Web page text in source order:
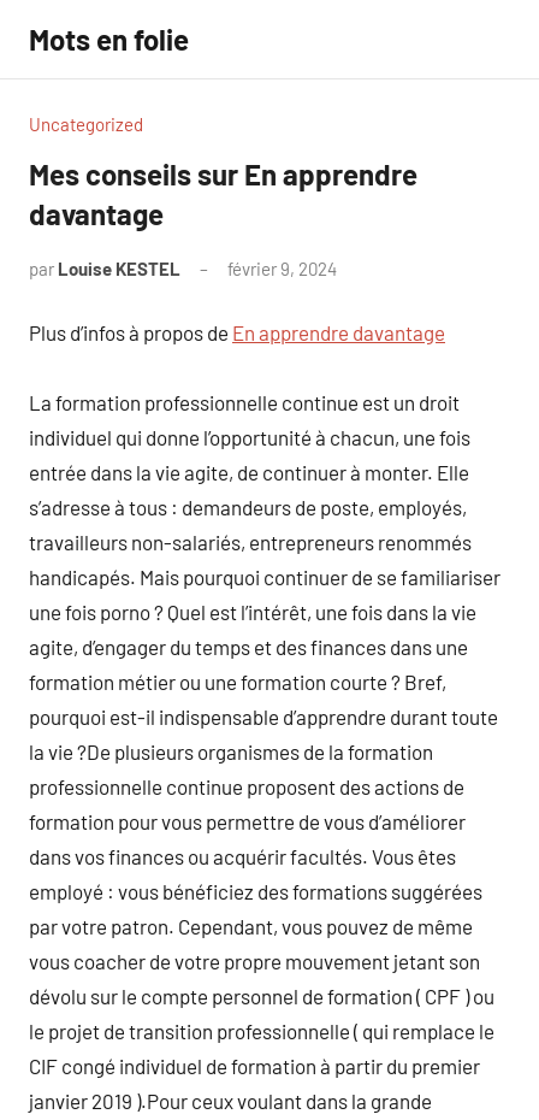
contenu
Mots en folie
Uncategorized
Mes conseils sur En apprendre
davantage
par Louise KESTEL février 9, 2024
Plus d’infos à propos de En apprendre davantage
La formation professionnelle continue est un droit
individuel qui donne l’opportunité à chacun, une fois
entrée dans la vie agite, de continuer à monter. Elle
s’adresse à tous : demandeurs de poste, employés,
travailleurs non-salariés, entrepreneurs renommés
handicapés. Mais pourquoi continuer de se familiariser
une fois porno ? Quel est l’intérêt, une fois dans la vie
agite, d’engager du temps et des finances dans une
formation métier ou une formation courte ? Bref,
pourquoi est-il indispensable d’apprendre durant toute
la vie ?De plusieurs organismes de la formation
professionnelle continue proposent des actions de
formation pour vous permettre de vous d’améliorer
dans vos finances ou acquérir facultés. Vous êtes
employé : vous bénéficiez des formations suggérées
par votre patron. Cependant, vous pouvez de même
vous coacher de votre propre mouvement jetant son
dévolu sur le compte personnel de formation ( CPF ) ou
le projet de transition professionnelle ( qui remplace le
CIF congé individuel de formation à partir du premier
janvier 2019 ).Pour ceux voulant dans la grande